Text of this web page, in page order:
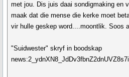
met jou. Dis juis daai sondigmaking en
maak dat die mense die kerke moet
vir hulle geskep word....moontlik. Soos
"Suidwester" skryf in boodskap